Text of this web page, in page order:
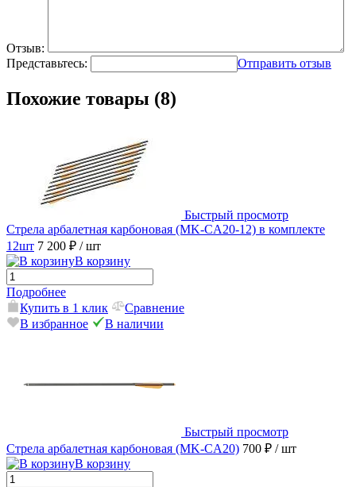
Отзыв:
Представьтесь:
Отправить отзыв
Похожие товары (8)
Быстрый просмотр
Стрела арбалетная карбоновая (MK-CA20-12) в комплекте
12шт 7 200 ₽ / шт
В корзину
Подробнее
Купить в 1 клик
Сравнение
В избранное
В наличии
Быстрый просмотр
Стрела арбалетная карбоновая (MK-CA20) 700 ₽ / шт
В корзину